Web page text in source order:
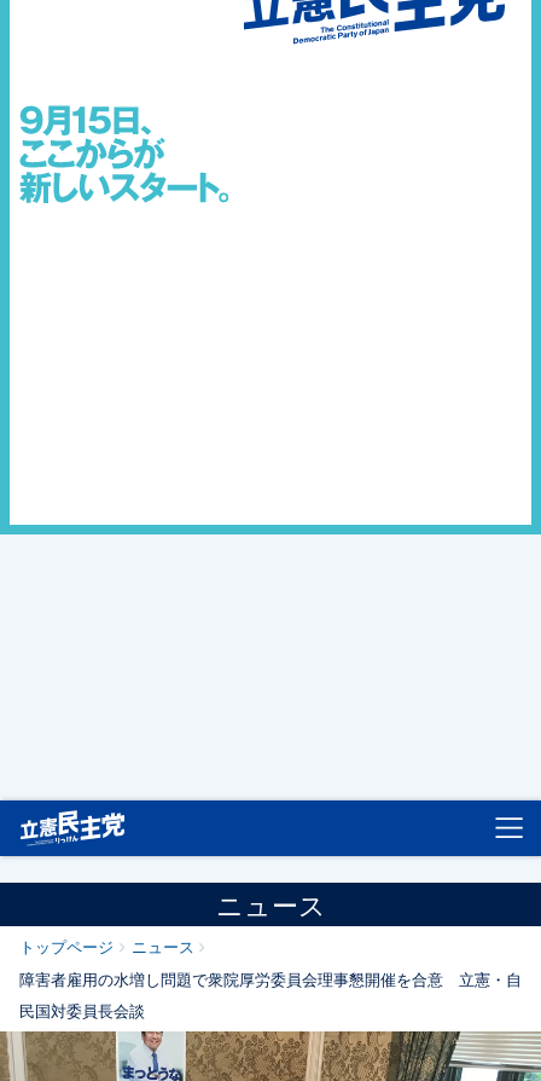
ニュース
トップページ
ニュース
障害者雇用の水増し問題で衆院厚労委員会理事懇開催を合意 立憲・自
民国対委員長会談